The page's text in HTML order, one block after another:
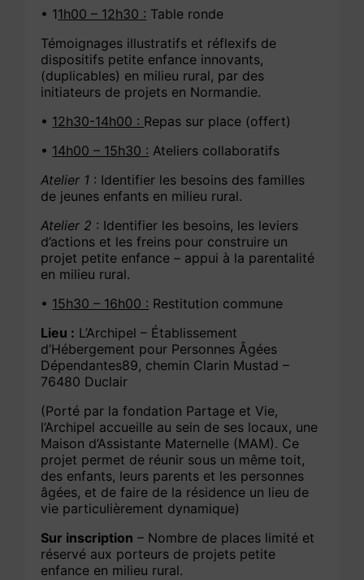
• 11h00 – 12h30 : Table ronde
Témoignages illustratifs et réflexifs de
dispositifs petite enfance innovants,
(duplicables) en milieu rural, par des
initiateurs de projets en Normandie.
• 12h30-14h00 : Repas sur place (offert)
• 14h00 – 15h30 : Ateliers collaboratifs
Atelier 1 : Identifier les besoins des familles
de jeunes enfants en milieu rural.
Atelier 2 : Identifier les besoins, les leviers
d’actions et les freins pour construire un
projet petite enfance – appui à la parentalité
en milieu rural.
• 15h30 – 16h00 : Restitution commune
Lieu : L’Archipel – Établissement
d’Hébergement pour Personnes Âgées
Dépendantes89, chemin Clarin Mustad –
76480 Duclair
(Porté par la fondation Partage et Vie,
l’Archipel accueille au sein de ses locaux, une
Maison d’Assistante Maternelle (MAM). Ce
projet permet de réunir sous un même toit,
des enfants, leurs parents et les personnes
âgées, et de faire de la résidence un lieu de
vie particulièrement dynamique)
Sur inscription – Nombre de places limité et
réservé aux porteurs de projets petite
enfance en milieu rural.